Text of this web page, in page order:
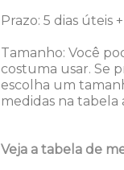
Prazo: 5 dias úteis
Tamanho: Você
costuma usar. Se
escolha um
medidas na tabela
Veja a tabela de